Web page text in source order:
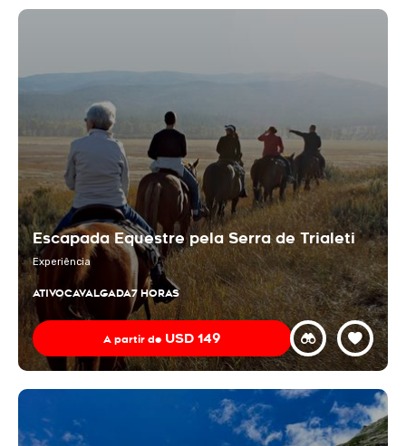
Escapada Equestre pela Serra de Trialeti
Experiência
ATIVOCAVALGADA7 HORAS
A partir de USD 149